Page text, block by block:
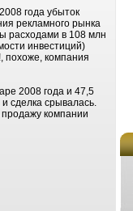
года убыток
рекламного рынка
расходами в 108 млн
инвестиций)
похоже, компания
2008 года и 47,5
сделка срывалась.
компании